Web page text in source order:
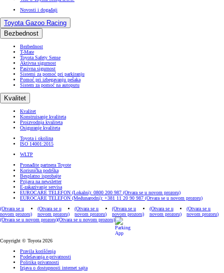
Novosti i događaji
Toyota Gazoo Racing
Bezbednost
Bezbednost
T-Mate
Toyota Safety Sense
Aktivna sigurnost
Pasivna sigurnost
Sistemi za pomoć pri parkiranju
Pomoć pri izbegavanju pešaka
Sistem za pomoć na autoputu
Kvalitet
Kvalitet
Konstruisanje kvaliteta
Proizvodnja kvaliteta
Osiguranje kvaliteta
Toyota i okolina
ISO 14001:2015
WLTP
Pronađite partnera Toyote
Korisnička podrška
Besplatno isprobajte
Prijava na newsletter
E-zakazivanje servisa
EUROCARE TELEFON (Lokalni): 0800 200 987 (Otvara se u novom prozoru)
EUROCARE TELEFON (Međunarodni): +381 11 20 90 987 (Otvara se u novom prozoru)
(Otvara se u
novom prozoru)
(Otvara se u
novom prozoru)
(Otvara se u
novom prozoru)
(Otvara se u
novom prozoru)
(Otvara se u
novom prozoru)
(Otvara se u
novom prozoru)
(Otvara se u novom prozoru)(Otvara se u novom prozoru)
Copyright © Toyota 2026
Pravila korišćenja
Podešavanja e-privatnosti
Politika privatnosti
Izjava o dostupnosti internet sajta